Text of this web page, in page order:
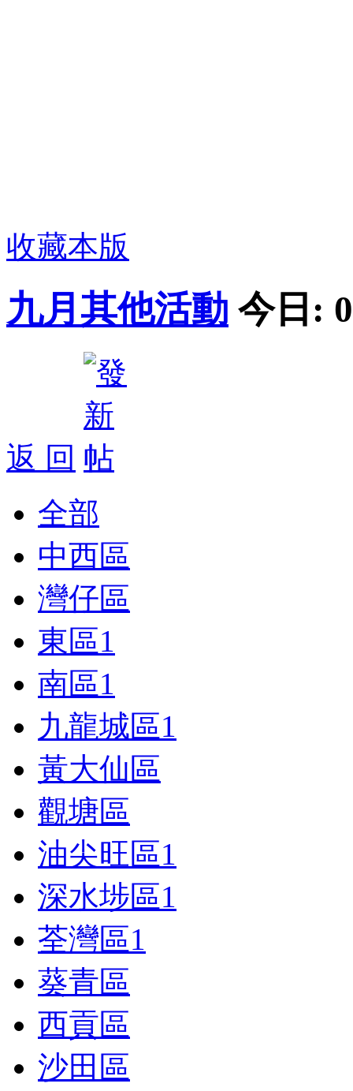
收藏本版
九月其他活動 今日: 0
返 回
全部
中西區
灣仔區
東區1
南區1
九龍城區1
黃大仙區
觀塘區
油尖旺區1
深水埗區1
荃灣區1
葵青區
西貢區
沙田區